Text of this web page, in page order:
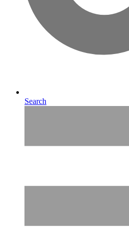
Search